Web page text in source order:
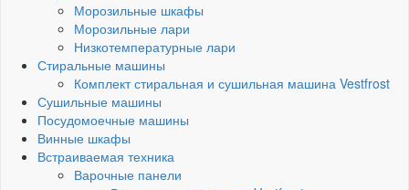
Морозильные шкафы
Морозильные лари
Низкотемпературные лари
Стиральные машины
Комплект стиральная и сушильная машина Vestfrost
Сушильные машины
Посудомоечные машины
Винные шкафы
Встраиваемая техника
Варочные панели